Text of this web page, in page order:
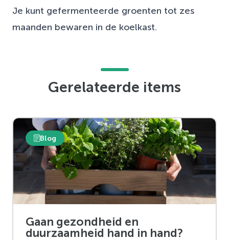
Je kunt gefermenteerde groenten tot zes
maanden bewaren in de koelkast.
Gerelateerde items
Blog
Gaan gezondheid en
duurzaamheid hand in hand?